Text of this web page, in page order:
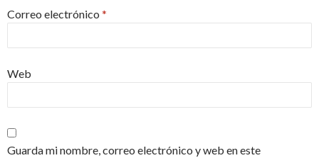
Correo electrónico *
Web
Guarda mi nombre, correo electrónico y web en este